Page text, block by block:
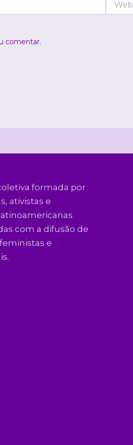
comentar.
formada por
ativistas e
com a difusão de
e